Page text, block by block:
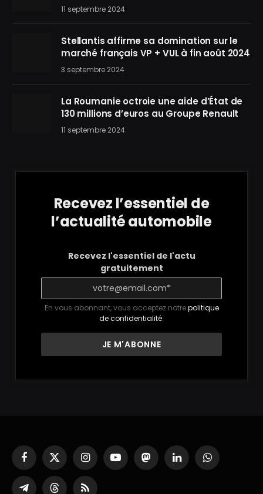
11 septembre 2024
Stellantis affirme sa domination sur le
marché français VP + VUL à fin août 2024
3 septembre 2024
La Roumanie octroie une aide d’État de
130 millions d’euros au Groupe Renault
11 septembre 2024
Recevez l’essentiel de
l’actualité automobile
Recevez l'essentiel de l'actu
gratuitement
En vous abonnant, vous acceptez notrepolitique
de confidentialité.
Facebook
X
(Twitter)
InstagramYouTubeMastodonLinkedInWhatsApp